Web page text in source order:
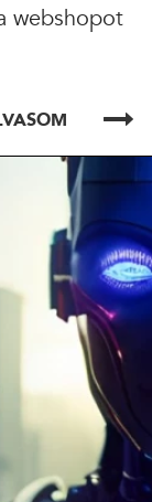
webshopot